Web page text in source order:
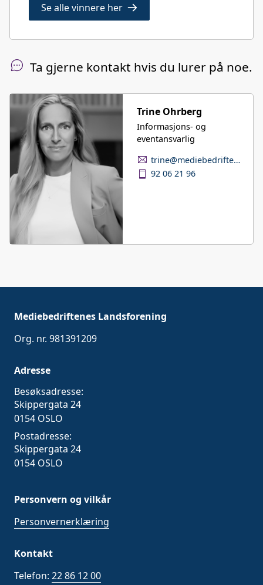
Se alle vinnere her
Ta gjerne kontakt hvis du lurer på noe.
Trine Ohrberg
Informasjons- og
eventansvarlig
trine@mediebedriftene.no
92 06 21 96
Mediebedriftenes Landsforening
Org. nr. 981391209
Adresse
Besøksadresse:
Skippergata 24
0154 OSLO
Postadresse:
Skippergata 24
0154 OSLO
Personvern og vilkår
Personvernerklæring
Kontakt
Telefon: 22 86 12 00